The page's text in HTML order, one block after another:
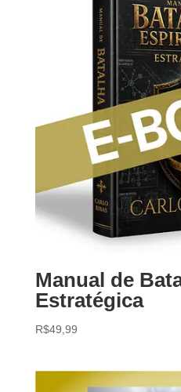
Manual de
Estratégica
R$49,99